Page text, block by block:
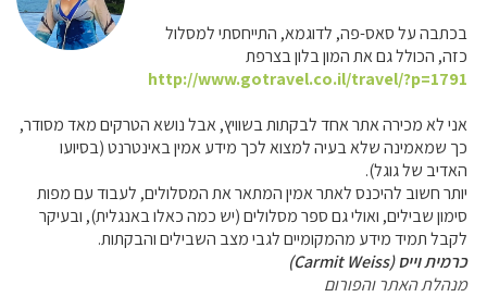
בכתבה על סאס-פה, לדוגמא, התייחסתי למסלול
כזה, הכולל גם את המון בלון בצרפת
http://www.gotravel.co.il/travel/?p=1791
אני לא מכירה אתר אחד לבקתות בשוויץ, אבל נושא הטרקים מאד מסודר,
כך שמאמינה שלא בעיה למצוא לכך מידע אמין באינטרנט (בסיועו
האדיב של גוגל).
יותר חשוב להיכנס לאתר אמין המתאר את המסלולים, לעבוד עם מפות
סימון שבילים, ואולי גם ספר מסלולים (יש כמה כאלו באנגלית), ובעיקר
לקבל תמיד מידע מהמקומיים לגבי מצב השבילים והבקתות.
כרמית וייס (Carmit Weiss)
מנהלת האתר והפורום